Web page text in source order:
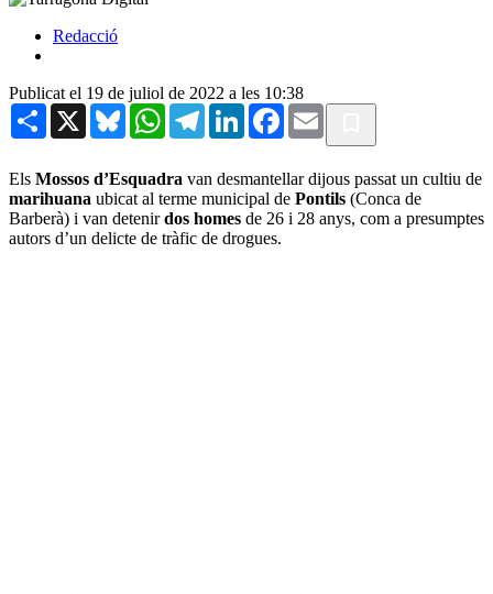
Redacció
Publicat el 19 de juliol de 2022 a les 10:38
Share X BlueskyWhatsAppTelegramLinkedInFacebook
Email
Els Mossos d’Esquadra van desmantellar dijous passat un cultiu de
marihuana ubicat al terme municipal de Pontils (Conca de
Barberà) i van detenirdos homes de 26 i 28 anys, com a presumptes
autors d’un delicte de tràfic de drogues.